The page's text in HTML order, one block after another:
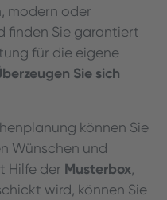
modern oder
finden Sie garantiert
für die eigene
Sie sich
können Sie
Wünschen und
Hilfe der Musterbox,
wird, können Sie